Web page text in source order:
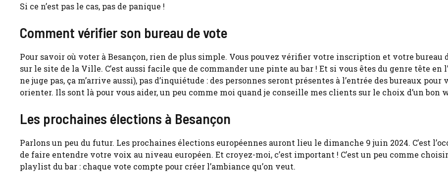
Si ce n’est pas le cas, pas de panique !
Comment vérifier son bureau de vote
Pour savoir où voter à Besançon, rien de plus simple. Vous pouvez vérifier votre inscription et votre bureau
sur le site de la Ville. C’est aussi facile que de commander une pinte au bar ! Et si vous êtes du genre tête en
ne juge pas, ça m’arrive aussi), pas d’inquiétude : des personnes seront présentes à l’entrée des bureaux pour
orienter. Ils sont là pour vous aider, un peu comme moi quand je conseille mes clients sur le choix d’un bon
Les prochaines élections à Besançon
Parlons un peu du futur. Les prochaines élections européennes auront lieu le dimanche 9 juin 2024. C’est
de faire entendre votre voix au niveau européen. Et croyez-moi, c’est important ! C’est un peu comme
playlist du bar : chaque vote compte pour créer l’ambiance qu’on veut.